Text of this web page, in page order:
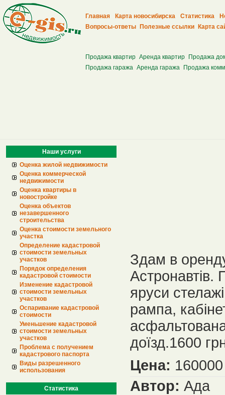
Главная Карта новосибирска Статистика
Вопросы-ответы
Полезные ссылки Карта
Продажа квартир Аренда квартир
Продажа
Продажа гаража Аренда гаража Продажа
Наши услуги
Оценка жилой недвижимости
Оценка коммерческой
недвижимости
Оценка квартиры в
новостройке
Оценка объектов
незавершенного
строительства
Оценка стоимости земельного
участка
Определение кадастровой
стоимости земельных
участков
Порядок определения
кадастровой стоимости
Изменение кадастровой
стоимости земельных
участков
Оспаривание кадастровой
стоимости
Уменьшение кадастровой
стоимости земельных
участков
Проблема с получением
кадастрового паспорта
Виды разрешенного
использования
Статистика
Здам в
яруси
рампа,
доїзд.1600
Цена:
Автор: Ада